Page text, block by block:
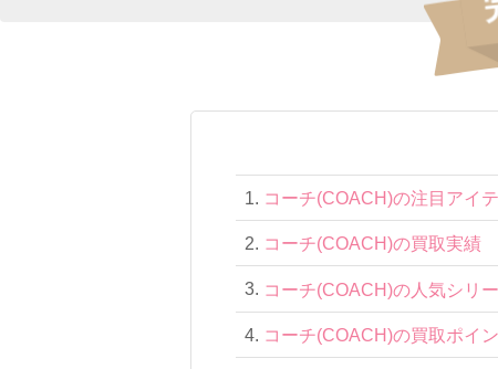
コーチ(COACH)の注目アイ
コーチ(COACH)の買取実績
コーチ(COACH)の人気シリ
コーチ(COACH)の買取ポイ